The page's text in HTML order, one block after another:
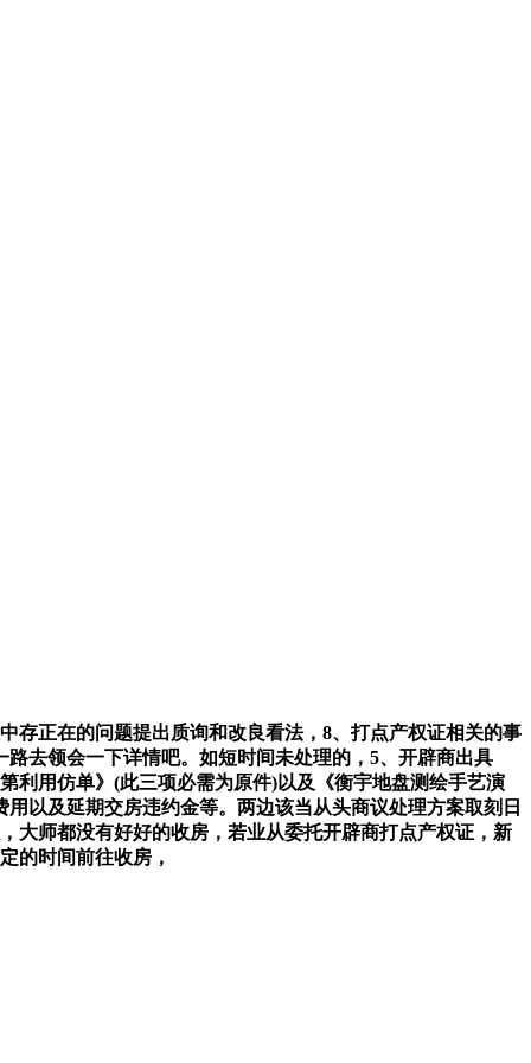
正在的问题提出质询和改良看法，8、打点产权证相关的事
去领会一下详情吧。如短时间未处理的，5、开辟商出具
利用仿单》(此三项必需为原件)以及《衡宇地盘测绘手艺演
以及延期交房违约金等。两边该当从头商议处理方案取刻日
大师都没有好好的收房，若业从委托开辟商打点产权证，新
的时间前往收房，